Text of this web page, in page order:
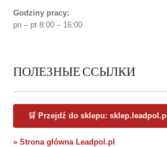
Godziny pracy:
pn – pt 8:00 – 16:00
ПОЛЕЗНЫЕ ССЫЛКИ
🛒 Przejdź do sklepu: sklep.leadpol.pl
» Strona główna Leadpol.pl